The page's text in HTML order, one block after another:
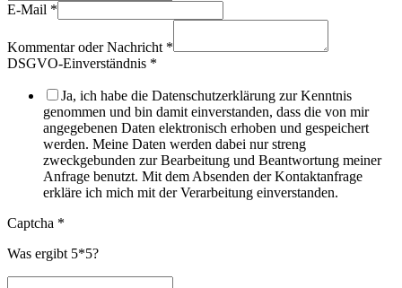
E-Mail *
Kommentar oder Nachricht *
DSGVO-Einverständnis *
Ja, ich habe die Datenschutzerklärung zur Kenntnis
genommen und bin damit einverstanden, dass die von mir
angegebenen Daten elektronisch erhoben und gespeichert
werden. Meine Daten werden dabei nur streng
zweckgebunden zur Bearbeitung und Beantwortung meiner
Anfrage benutzt. Mit dem Absenden der Kontaktanfrage
erkläre ich mich mit der Verarbeitung einverstanden.
Captcha *
Was ergibt 5*5?